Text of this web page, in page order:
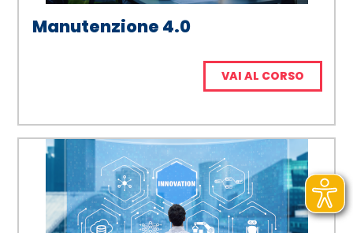
Manutenzione 4.0
VAI AL CORSO